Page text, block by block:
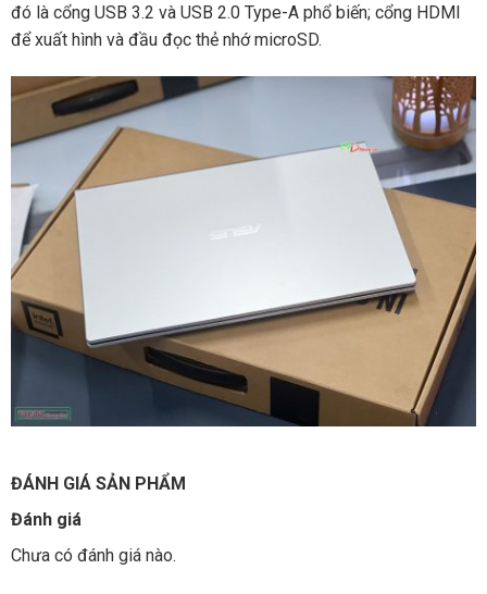
đó là cổng USB 3.2 và USB 2.0 Type-A phổ biến; cổng HDMI
để xuất hình và đầu đọc thẻ nhớ microSD.
ĐÁNH GIÁ SẢN PHẨM
Đánh giá
Chưa có đánh giá nào.